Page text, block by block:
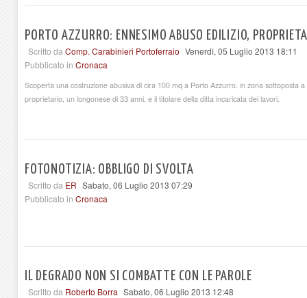
PORTO AZZURRO: ENNESIMO ABUSO EDILIZIO,
Scritto da Comp. Carabinieri Portoferraio Venerdì, 05 Luglio 2013 18:11
Pubblicato in Cronaca
Scoperta una costruzione abusiva di cira 100 mq a Porto Azzurro. in zona sottoposta
proprietario, un longonese di 33 anni, e il titolare della ditta incaricata dei lavori.
FOTONOTIZIA: OBBLIGO DI SVOLTA
Scritto da ER Sabato, 06 Luglio 2013 07:29
Pubblicato in Cronaca
IL DEGRADO NON SI COMBATTE CON LE PAROLE
Scritto da Roberto Borra Sabato, 06 Luglio 2013 12:48